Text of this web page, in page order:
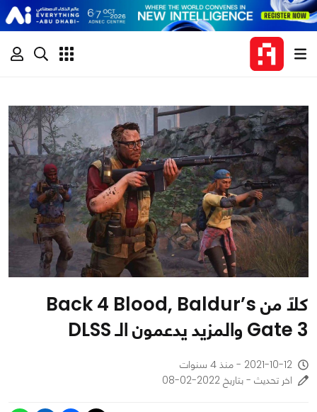
كلاً من Back 4 Blood, Baldur’s
Gate 3 والمزيد يدعمون الـ DLSS
2021-10-12 - منذ 4 سنوات
اخر تحديث - بتاريخ 2022-02-08